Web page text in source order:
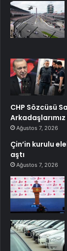
CHP Sözcüsü
Ağustos 7, 2026
Çin’in kurulu
aştı
Ağustos 7, 2026